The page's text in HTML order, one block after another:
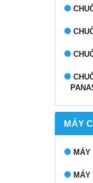
MÁY
MÁY